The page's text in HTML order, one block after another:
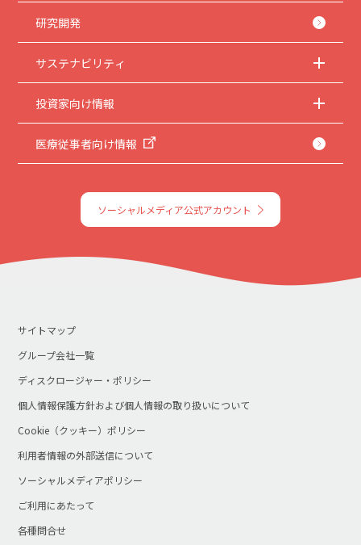
研究開発
サステナビリティ
投資家向け情報
医療従事者向け情報
ソーシャルメディア公式アカウント
サイトマップ
グループ会社一覧
ディスクロージャー・ポリシー
個人情報保護方針および個人情報の取り扱いについて
Cookie（クッキー）ポリシー
利用者情報の外部送信について
ソーシャルメディアポリシー
ご利用にあたって
各種問合せ